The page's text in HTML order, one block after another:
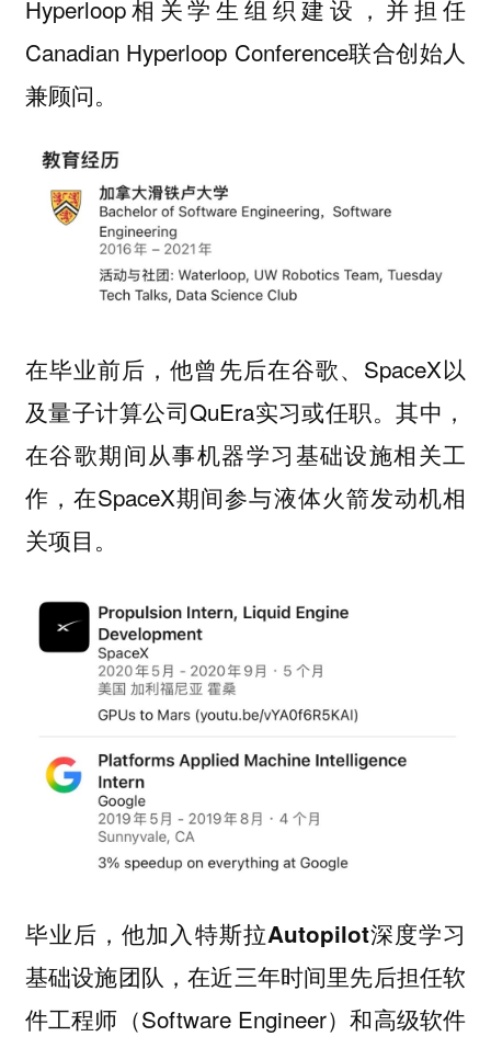
Hyperloop相关学生组织建设，并担任
Canadian Hyperloop Conference联合创始人
兼顾问。
在毕业前后，他曾先后在谷歌、SpaceX以
及量子计算公司QuEra实习或任职。其中，
在谷歌期间从事机器学习基础设施相关工
作，在SpaceX期间参与液体火箭发动机相
关项目。
毕业后，他加入特斯拉Autopilot深度学习
基础设施团队 ，在近三年时间里先后担任软
件工程师（Software Engineer）和高级软件